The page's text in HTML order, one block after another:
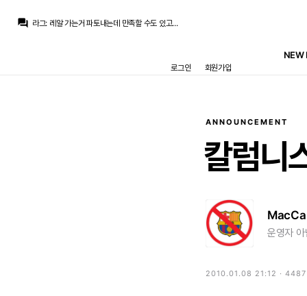
question_answer 라그: 레알 가는거 파토내는데 만족할 수도 있고...
NEW
로그인 회원가입
ANNOUNCEMENT
칼럼니
MacCa
운영자
2010.01.08 21:12 · 4487